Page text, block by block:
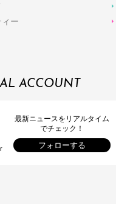
ィー
ACCOUNT
最新ニュースをリアルタイム
でチェック！
フォローする